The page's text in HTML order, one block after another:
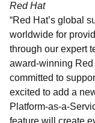
Red Hat
“Red Hat’s global
worldwide for
through our expert
award-winning
committed to
excited to add a
Platform-as-a-
feature will create